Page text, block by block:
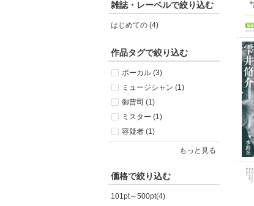
雑誌・レーベルで絞り込む
はじめての (4)
作品タグで絞り込む
ボーカル (3)
ミュージシャン (1)
御曹司 (1)
ミスター (1)
容疑者 (1)
もっと見る
価格で絞り込む
101pt～500pt(4)